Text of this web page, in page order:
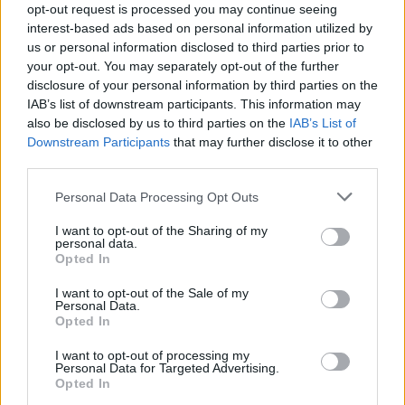
opt-out request is processed you may continue seeing
interest-based ads based on personal information utilized by
us or personal information disclosed to third parties prior to
your opt-out. You may separately opt-out of the further
disclosure of your personal information by third parties on the
IAB’s list of downstream participants. This information may
also be disclosed by us to third parties on the IAB’s List of
Downstream Participants that may further disclose it to other
Please note that this website/app uses one or more Google
not limited to your visit or usage behaviour. You may click to
grant or deny consent to Google and its third-party tags to
use your data for below specified purposes in below Google
consent section.
Personal Data Processing Opt Outs
I want to opt-out of the Sharing of my
personal data.
Opted In
I want to opt-out of the Sale of my
Personal Data.
Opted In
I want to opt-out of processing my
Personal Data for Targeted Advertising.
Opted In
Στη Ελλαδα δεν εισαι ‘αντρας’ αν δεν εχει κατεβει και σε 5 πορειες
αμα λαχει να ‘ουμ που ελεγε και ο μεγας Κλυνν. Πορειες για τι
αραγε;
Ολα γινονται για μερικες χιλιαδες ψηφων και γιατι στην Ελλαδα
κανεις δεν αγαπαει αυτον τον τοπο. Θελει μονο βραχυπροθεσμα
να περασει καλα. Εγωισμος και καλοπεραση καλλιεργημενες στα
Ρωτω, ασχοληθηκε ποτε η Ελληνικη ελιτ με το προβλημα της
καταθεσει πλανο, να φωναξει τους προβληματισμους της, να
δωσει στο ποπολο να καταλαβει οτι ετσι οπως παμε Ελλαδα σε
Νομιζω η απαντηση ειναι το γνωστο ‘ασε μας ρε φιλε, μη μας
πρηζεις με τις βλακειες σου’
Να επιστρεψω στην αγαπημενη μου φραση ‘100 χρονια μνημονια